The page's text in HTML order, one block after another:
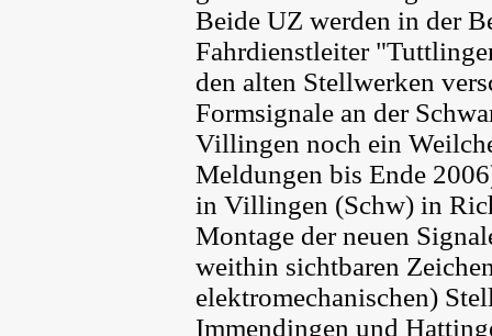
Beide UZ werden in der
Fahrdienstleiter
den alten Stellwerken
Formsignale an der
Villingen noch ein
Meldungen bis Ende
in Villingen (Schw) in
Montage der neuen
weithin sichtbaren
elektromechanischen)
Immendingen und